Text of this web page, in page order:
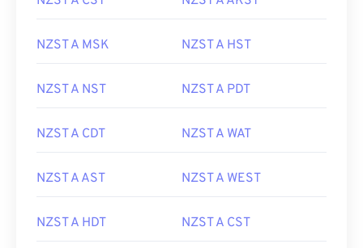
NZST A MSK NZST A HST
NZST A NST NZST A PDT
NZST A CDT NZST A WAT
NZST A AST NZST A WEST
NZST A HDT NZST A CST